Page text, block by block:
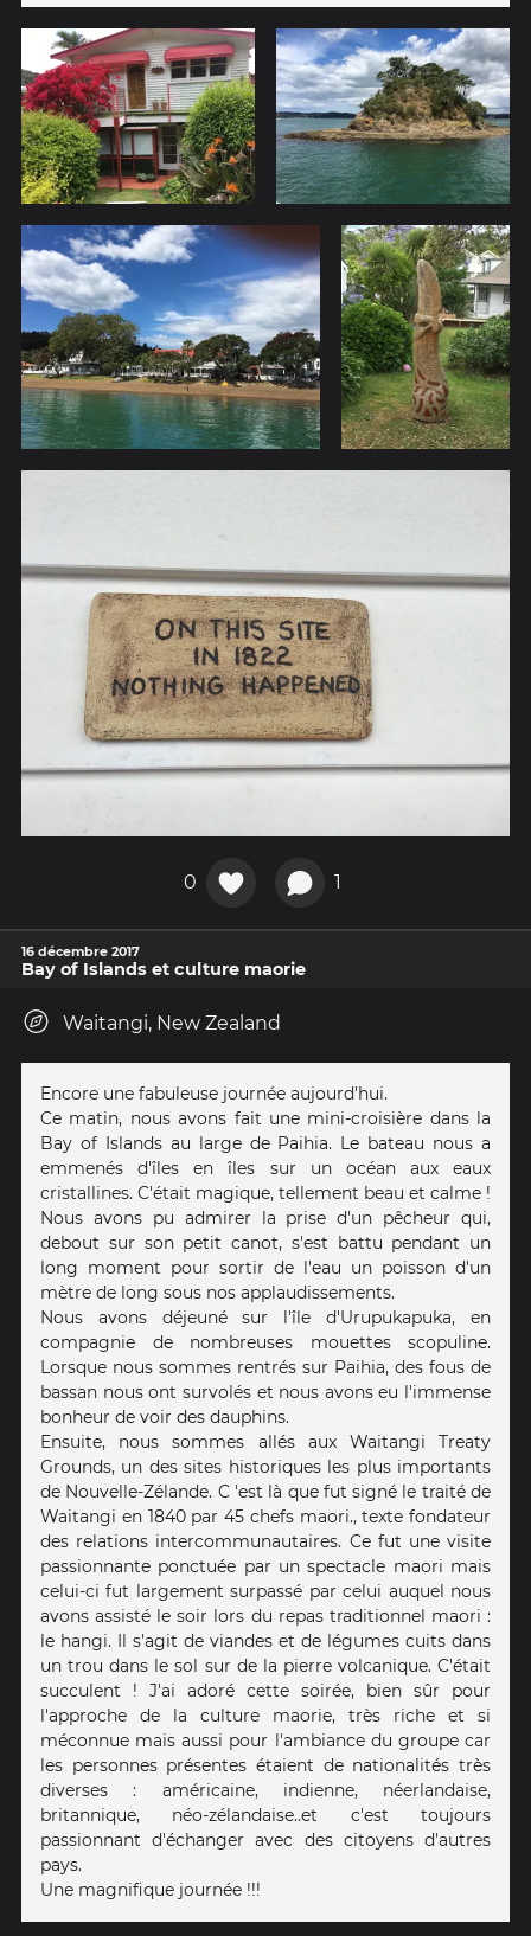
0 1
16 décembre 2017
Bay of Islands et culture maorie
Waitangi, New Zealand
Encore une fabuleuse journée aujourd'hui.
Ce matin, nous avons fait une mini-croisière dans la
Bay of Islands au large de Paihia. Le bateau nous a
emmenés d'îles en îles sur un océan aux eaux
cristallines. C'était magique, tellement beau et calme !
Nous avons pu admirer la prise d'un pêcheur qui,
debout sur son petit canot, s'est battu pendant un
long moment pour sortir de l'eau un poisson d'un
mètre de long sous nos applaudissements.
Nous avons déjeuné sur l'île d'Urupukapuka, en
compagnie de nombreuses mouettes scopuline.
Lorsque nous sommes rentrés sur Paihia, des fous de
bassan nous ont survolés et nous avons eu l'immense
bonheur de voir des dauphins.
Ensuite, nous sommes allés aux Waitangi Treaty
Grounds, un des sites historiques les plus importants
de Nouvelle-Zélande. C 'est là que fut signé le traité de
Waitangi en 1840 par 45 chefs maori., texte fondateur
des relations intercommunautaires. Ce fut une visite
passionnante ponctuée par un spectacle maori mais
celui-ci fut largement surpassé par celui auquel nous
avons assisté le soir lors du repas traditionnel maori :
le hangi. Il s'agit de viandes et de légumes cuits dans
un trou dans le sol sur de la pierre volcanique. C'était
succulent ! J'ai adoré cette soirée, bien sûr pour
l'approche de la culture maorie, très riche et si
méconnue mais aussi pour l'ambiance du groupe car
les personnes présentes étaient de nationalités très
diverses : américaine, indienne, néerlandaise,
britannique, néo-zélandaise..et c'est toujours
passionnant d'échanger avec des citoyens d'autres
pays.
Une magnifique journée !!!